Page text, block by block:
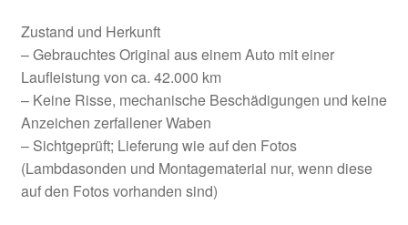
Zustand und Herkunft
– Gebrauchtes Original aus einem Auto mit einer
Laufleistung von ca. 42.000 km
– Keine Risse, mechanische Beschädigungen und keine
Anzeichen zerfallener Waben
– Sichtgeprüft; Lieferung wie auf den Fotos
(Lambdasonden und Montagematerial nur, wenn diese
auf den Fotos vorhanden sind)